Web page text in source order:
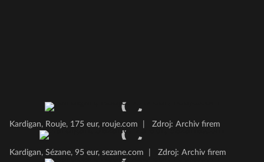
Kardigan, Rouje, 175 eur, rouje.com Zdroj: Archiv firem
Kardigan, Sézane, 95 eur, sezane.com Zdroj: Archiv firem